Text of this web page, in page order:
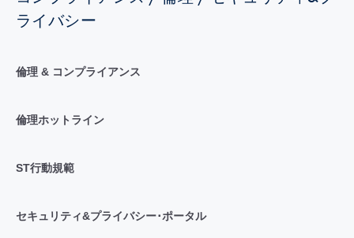
ライバシー
倫理 & コンプライアンス
倫理ホットライン
ST行動規範
セキュリティ&プライバシー･ポータル